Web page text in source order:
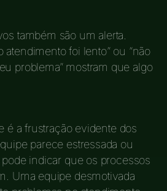
também são um alerta.
atendimento foi lento” ou “não
problema” mostram que algo
é a frustração evidente dos
parece estressada ou
indicar que os processos
Uma equipe desmotivada